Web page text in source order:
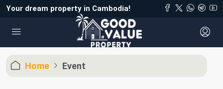
Your dream property in Cambodia!
Home Event